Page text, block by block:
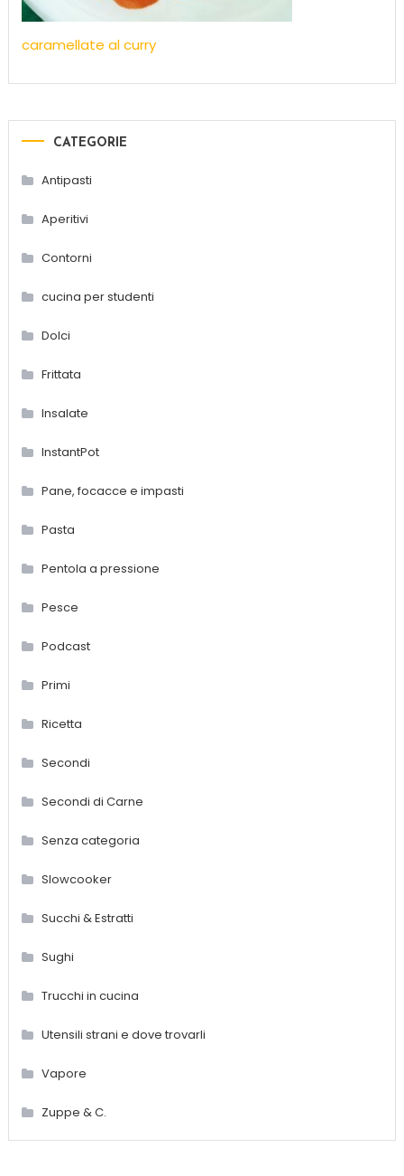
caramellate al curry
CATEGORIE
Antipasti
Aperitivi
Contorni
cucina per studenti
Dolci
Frittata
Insalate
InstantPot
Pane, focacce e impasti
Pasta
Pentola a pressione
Pesce
Podcast
Primi
Ricetta
Secondi
Secondi di Carne
Senza categoria
Slowcooker
Succhi & Estratti
Sughi
Trucchi in cucina
Utensili strani e dove trovarli
Vapore
Zuppe & C.